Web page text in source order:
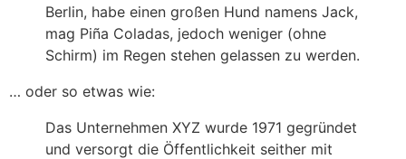
Berlin, habe einen großen Hund namens Jack,
mag Piña Coladas, jedoch weniger (ohne
Schirm) im Regen stehen gelassen zu werden.
… oder so etwas wie:
Das Unternehmen XYZ wurde 1971 gegründet
und versorgt die Öffentlichkeit seither mit